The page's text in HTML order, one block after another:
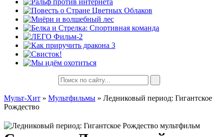
Мульт-Хит » Мультфильмы » Ледниковый период: Гигантское
Рождество